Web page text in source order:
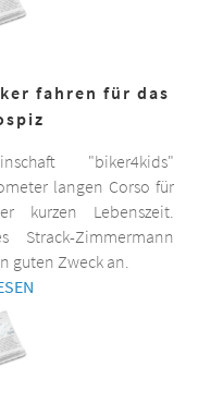
fahren für das
"biker4kids"
langen Corso für
kurzen Lebenszeit.
Strack-Zimmermann
guten Zweck an.